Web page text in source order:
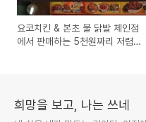
요코치킨 & 본초 불 닭발 체인점
에서 판매하는 5천원짜리 저렴하
희망을 보고, 나는 쓰네